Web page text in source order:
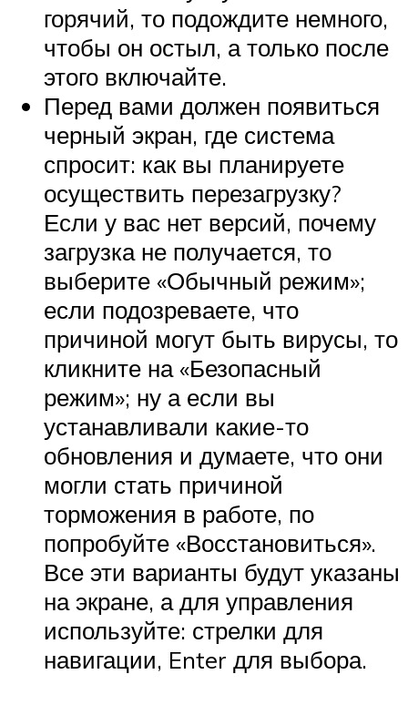
горячий, то подождите немного,
чтобы он остыл, а только после
этого включайте.
Перед вами должен появиться
черный экран, где система
спросит: как вы планируете
осуществить перезагрузку?
Если у вас нет версий, почему
загрузка не получается, то
выберите «Обычный режим»;
если подозреваете, что
причиной могут быть вирусы, то
кликните на «Безопасный
режим»; ну а если вы
устанавливали какие-то
обновления и думаете, что они
могли стать причиной
торможения в работе, по
попробуйте «Восстановиться».
Все эти варианты будут указаны
на экране, а для управления
используйте: стрелки для
навигации, Enter для выбора.